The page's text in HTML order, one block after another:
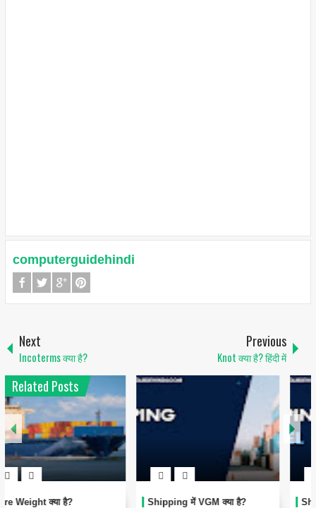
computerguidehindi
Next
Incoterms क्या है?
Previous
Knot क्या है? हिंदी में
Related Posts
Shipping में Vessel क्या है? Shipping में AWB क्या है?